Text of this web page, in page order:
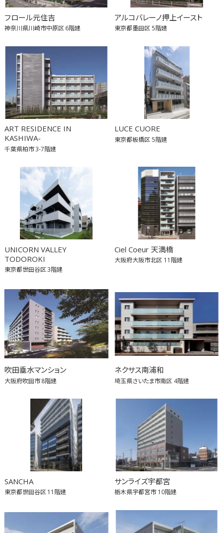
フロール元住吉
神奈川県川崎市中原区6階建
アルコバレーノ押上イースト
東京都墨田区5階建
ART RESIDENCE IN
KASHIWA-
千葉県柏市3-7階建
LUCE CUORE
東京都板橋区5階建
UNICORN VALLEY
TODOROKI
東京都世田谷区3階建
Ciel Coeur 天満橋
大阪府大阪市北区 11階建
吹田垂水マンション
大阪府吹田市8階建
ネクサス南浦和
埼玉県さいたま市南区 4階建
SANCHA
東京都世田谷区11階建
サンライズ宇都宮
栃木県宇都宮市 10階建